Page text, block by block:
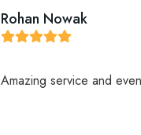
Rohan Nowak
Amazing service and